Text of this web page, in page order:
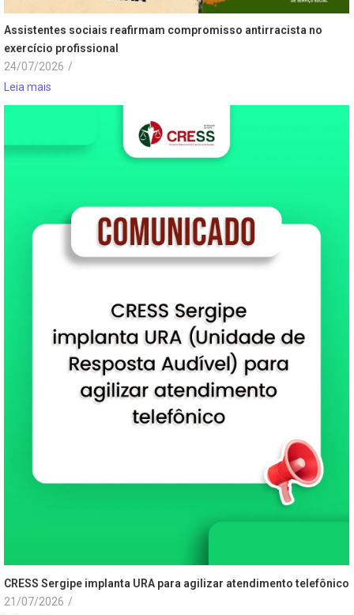
Assistentes sociais reafirmam compromisso antirracista no
exercício profissional
24/07/2026 /
Leia mais
CRESS Sergipe implanta URA para agilizar atendimento telefônico
21/07/2026 /